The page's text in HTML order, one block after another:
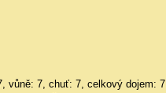
vůně: 7, chuť: 7, celkový dojem: 7